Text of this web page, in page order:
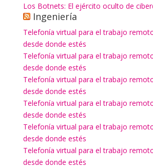
Los Botnets: El ejército oculto de
Ingeniería
Telefonía virtual para el trabajo
desde donde estés
Telefonía virtual para el trabajo
desde donde estés
Telefonía virtual para el trabajo
desde donde estés
Telefonía virtual para el trabajo
desde donde estés
Telefonía virtual para el trabajo
desde donde estés
Telefonía virtual para el trabajo
desde donde estés